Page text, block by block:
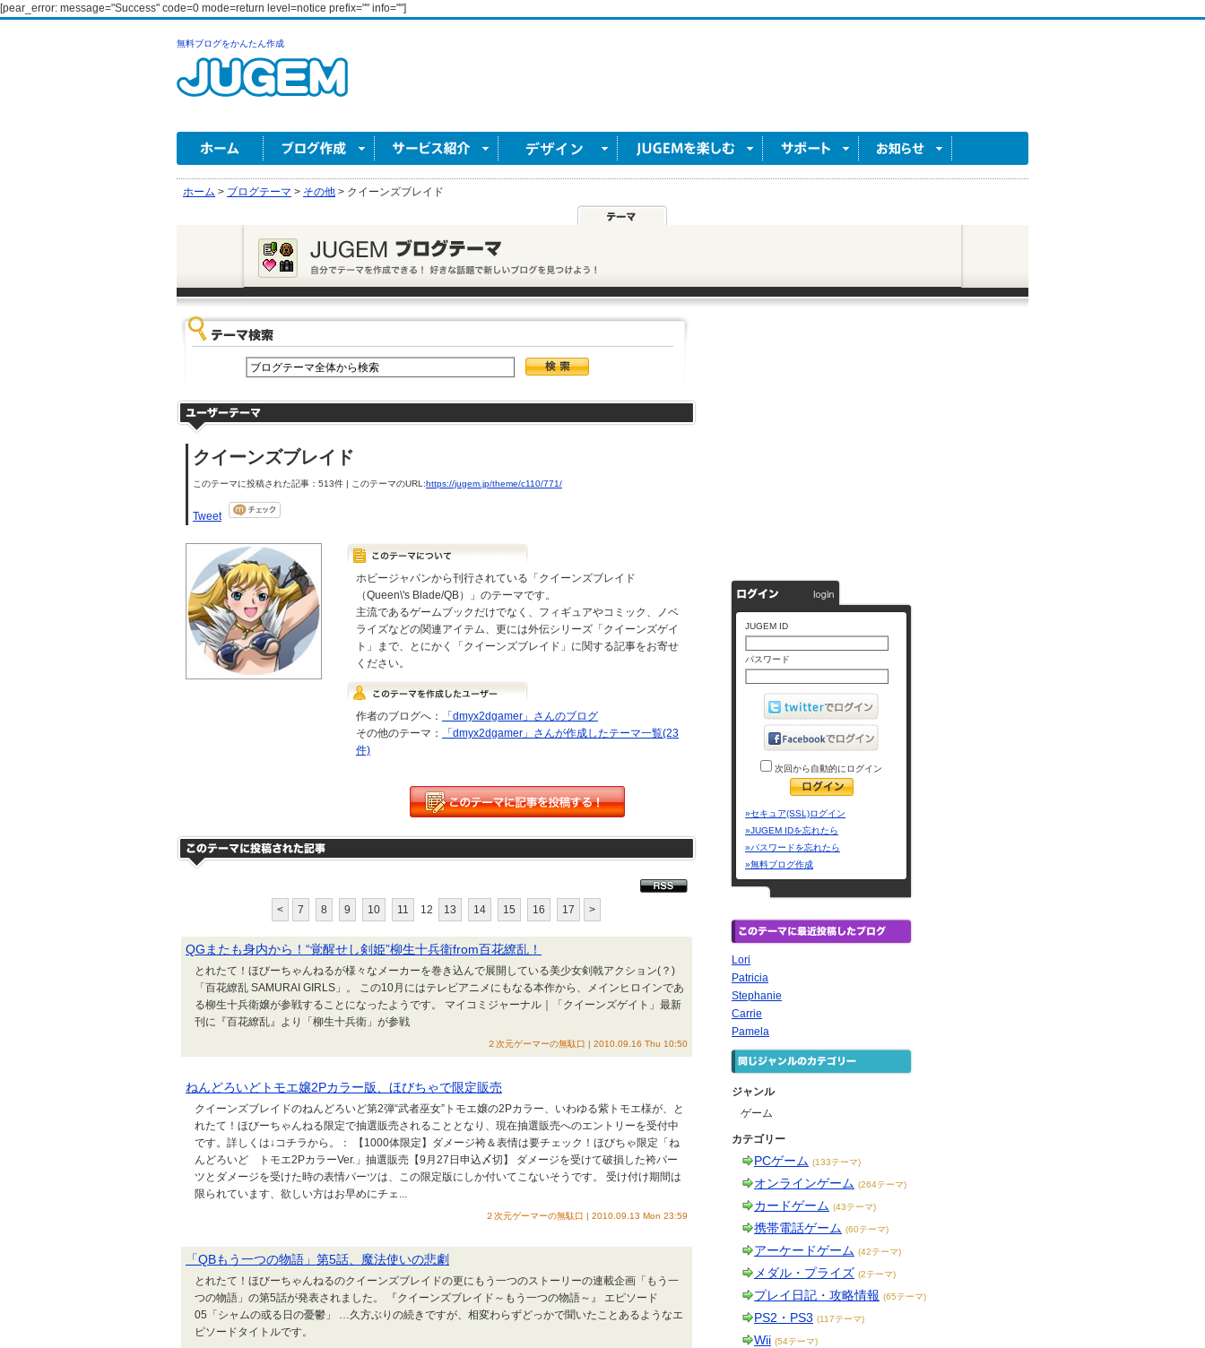
[pear_error: message="Success" code=0 mode=return level=notice prefix="" info=""]
無料ブログをかんたん作成
ホーム > ブログテーマ > その他 > クイーンズブレイド
クイーンズブレイド
このテーマに投稿された記事：513件 | このテーマのURL:https://jugem.jp/theme/c110/771/
Tweet
ホビージャパンから刊行されている「クイーンズブレイド
（Queen\'s Blade/QB）」のテーマです。
主流であるゲームブックだけでなく、フィギュアやコミック、ノベ
ライズなどの関連アイテム、更には外伝シリーズ「クイーンズゲイ
ト」まで、とにかく「クイーンズブレイド」に関する記事をお寄せ
ください。
作者のブログへ：
「dmyx2dgamer」さんのブログ
その他のテーマ：
「dmyx2dgamer」さんが作成したテーマ一覧(23
件)
< 7 8 9 10 11 12 13 14 15 16 17 >
QGまたも身内から！“覚醒せし剣姫”柳生十兵衛from百花繚乱！
とれたて！ほびーちゃんねるが様々なメーカーを巻き込んで展開している美少女剣戟アクション(？)
「百花繚乱 SAMURAI GIRLS」。 この10月にはテレビアニメにもなる本作から、メインヒロインであ
る柳生十兵衛嬢が参戦することになったようです。 マイコミジャーナル｜「クイーンズゲイト」最新
刊に『百花繚乱』より「柳生十兵衛」が参戦
２次元ゲーマーの無駄口 | 2010.09.16 Thu 10:50
ねんどろいどトモエ嬢2Pカラー版、ほびちゃで限定販売
クイーンズブレイドのねんどろいど第2弾“武者巫女”トモエ嬢の2Pカラー、いわゆる紫トモエ様が、と
れたて！ほびーちゃんねる限定で抽選販売されることとなり、現在抽選販売へのエントリーを受付中
です。詳しくは↓コチラから。： 【1000体限定】ダメージ袴＆表情は要チェック！ほびちゃ限定「ね
んどろいど トモエ2PカラーVer.」抽選販売【9月27日申込〆切】 ダメージを受けて破損した袴パー
ツとダメージを受けた時の表情パーツは、この限定版にしか付いてこないそうです。 受け付け期間は
限られています、欲しい方はお早めにチェ...
２次元ゲーマーの無駄口 | 2010.09.13 Mon 23:59
「QBもう一つの物語」第5話、魔法使いの悲劇
とれたて！ほびーちゃんねるのクイーンズブレイドの更にもう一つのストーリーの連載企画「もう一
つの物語」の第5話が発表されました。 『クイーンズブレイド～もう一つの物語～』 エピソード
05「シャムの或る日の憂鬱」 …久方ぶりの続きですが、相変わらずどっかで聞いたことあるようなエ
ピソードタイトルです。
JUGEM ID
パスワード
次回から自動的にログイン
»セキュア(SSL)ログイン
»JUGEM IDを忘れたら
»パスワードを忘れたら
»無料ブログ作成
Lori
Patricia
Stephanie
Carrie
Pamela
ジャンル
ゲーム
カテゴリー
PCゲーム (133テーマ)
オンラインゲーム (264テーマ)
カードゲーム (43テーマ)
携帯電話ゲーム (60テーマ)
アーケードゲーム (42テーマ)
メダル・プライズ (2テーマ)
プレイ日記・攻略情報 (65テーマ)
PS2・PS3 (117テーマ)
Wii (54テーマ)